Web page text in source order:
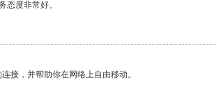
态度非常好。
接，并帮助你在网络上自由移动。